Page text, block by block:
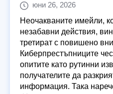
юни 26, 2026
Неочакваните имейли,
незабавни действия,
третират с повишено
Киберпрестъпниците
опитите като рутинни
получателите да
информация. Така